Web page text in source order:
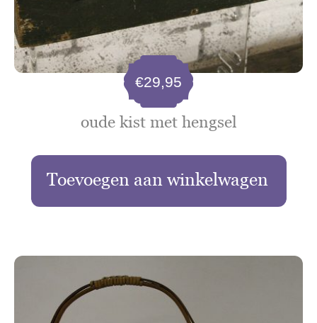
oude kist met hengsel
€29,95
Toevoegen aan winkelwagen